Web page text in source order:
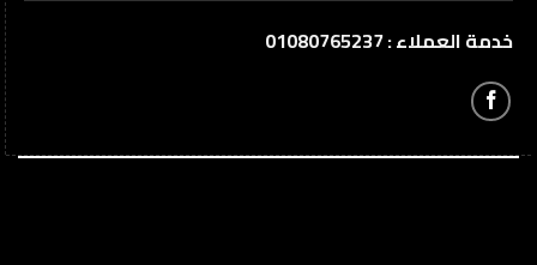
خدمة العملاء : 01080765237